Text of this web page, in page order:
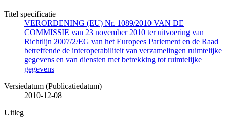
Titel specificatie
VERORDENING (EU) Nr. 1089/2010 VAN DE
COMMISSIE van 23 november 2010 ter uitvoering van
Richtlijn 2007/2/EG van het Europees Parlement en de Raad
betreffende de interoperabiliteit van verzamelingen ruimtelijke
gegevens en van diensten met betrekking tot ruimtelijke
gegevens
Versiedatum (Publicatiedatum)
2010-12-08
Uitleg